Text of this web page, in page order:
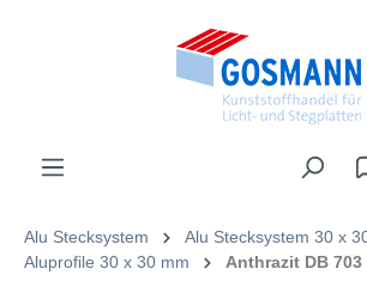
Alu Stecksystem
Alu Stecksystem 30 x
Aluprofile 30 x 30 mm
Anthrazit DB 703